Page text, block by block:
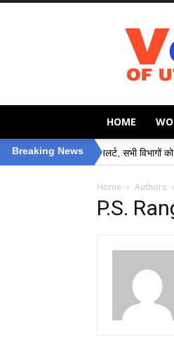
Voice
of
HOME
Breaking News
प्रशासन अलर्ट, सभी विभागों को हाई अलर्ट
Home Authors
P.S.